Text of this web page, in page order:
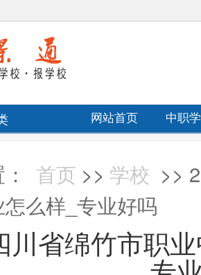
网站首页 中职
首页 >> 学校 >>
么样_专业好吗
川省绵竹市职